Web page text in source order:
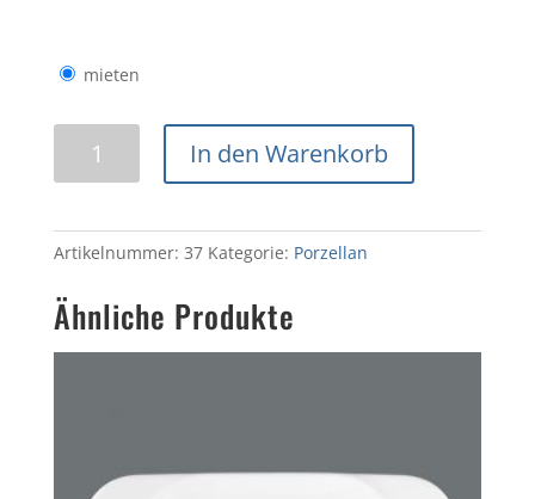
mieten
Tortenplatte
In den Warenkorb
Artikelnummer: 37 Kategorie: Porzellan
Ähnliche Produkte